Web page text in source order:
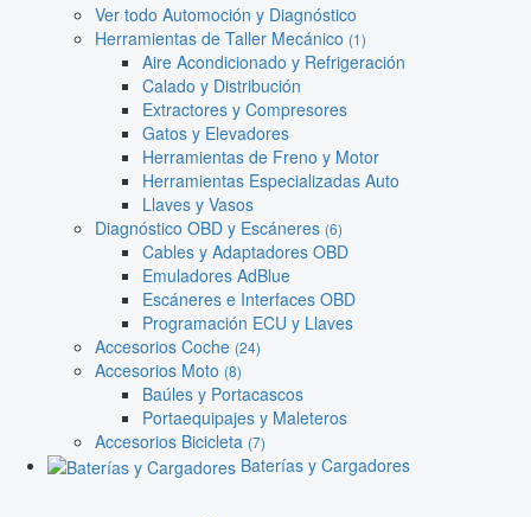
Ver todo Automoción y Diagnóstico
Herramientas de Taller Mecánico (1)
Aire Acondicionado y Refrigeración
Calado y Distribución
Extractores y Compresores
Gatos y Elevadores
Herramientas de Freno y Motor
Herramientas Especializadas Auto
Llaves y Vasos
Diagnóstico OBD y Escáneres (6)
Cables y Adaptadores OBD
Emuladores AdBlue
Escáneres e Interfaces OBD
Programación ECU y Llaves
Accesorios Coche (24)
Accesorios Moto (8)
Baúles y Portacascos
Portaequipajes y Maleteros
Accesorios Bicicleta (7)
Baterías y Cargadores